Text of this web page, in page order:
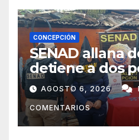
CONCEPCIÓN
SENAD allana
detiene a dos
presunto
Concepción
AGOSTO 6, 2026
COMENTARIOS